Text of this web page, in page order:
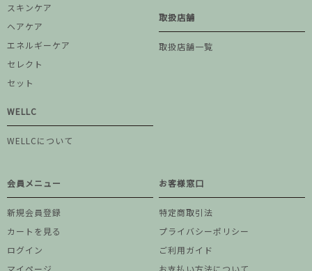
スキンケア
ヘアケア
エネルギーケア
セレクト
セット
WELLC
WELLCについて
取扱店舗
取扱店舗一覧
会員メニュー
新規会員登録
カートを見る
ログイン
マイページ
お客様窓口
特定商取引法
プライバシーポリシー
ご利用ガイド
お支払い方法について